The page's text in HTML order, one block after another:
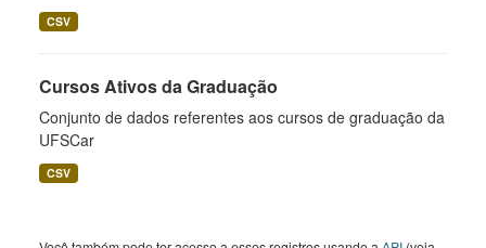
CSV
Cursos Ativos da Graduação
Conjunto de dados referentes aos cursos de graduação da
UFSCar
CSV